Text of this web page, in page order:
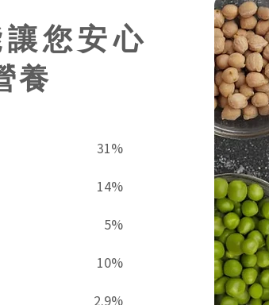
您安心
養
31%
14%
5%
10%
2.9%